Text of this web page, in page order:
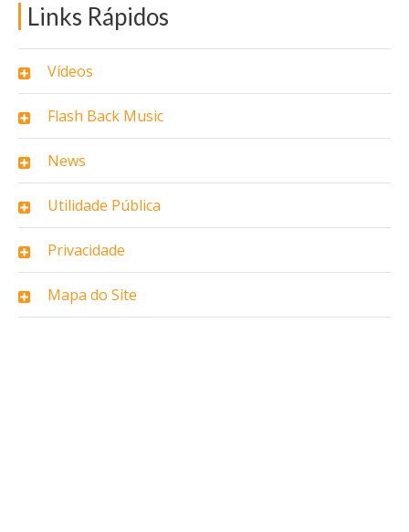
Links Rápidos
Vídeos
Flash Back Music
News
Utilidade Pública
Privacidade
Mapa do Site